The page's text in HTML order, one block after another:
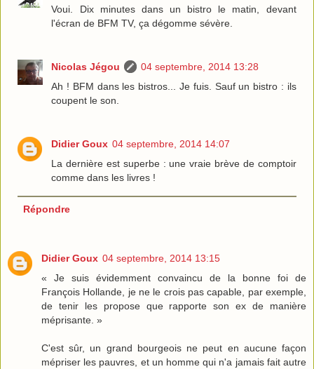
Voui. Dix minutes dans un bistro le matin, devant
l'écran de BFM TV, ça dégomme sévère.
Nicolas Jégou
04 septembre, 2014 13:28
Ah ! BFM dans les bistros... Je fuis. Sauf un bistro : ils
coupent le son.
Didier Goux 04 septembre, 2014 14:07
La dernière est superbe : une vraie brève de comptoir
comme dans les livres !
Répondre
Didier Goux 04 septembre, 2014 13:15
« Je suis évidemment convaincu de la bonne foi de
François Hollande, je ne le crois pas capable, par exemple,
de tenir les propose que rapporte son ex de manière
méprisante. »
C'est sûr, un grand bourgeois ne peut en aucune façon
mépriser les pauvres, et un homme qui n'a jamais fait autre